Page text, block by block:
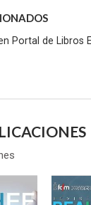
Portal de Libros